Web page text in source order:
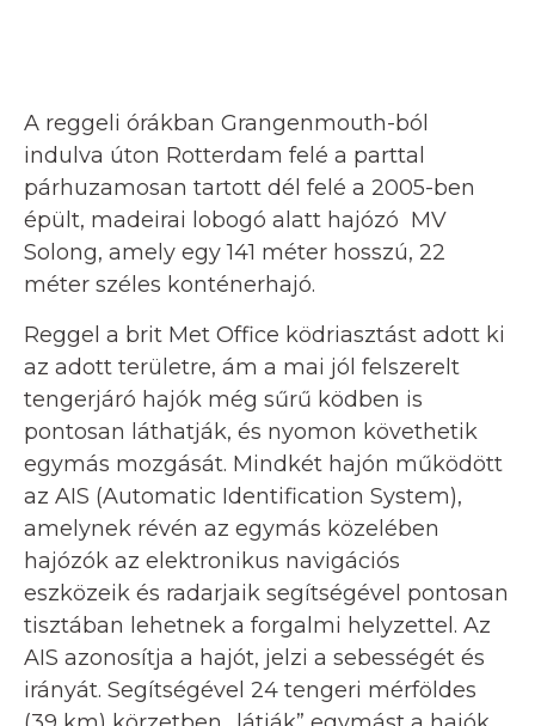
A reggeli órákban Grangenmouth-ból
indulva úton Rotterdam felé a parttal
párhuzamosan tartott dél felé a 2005-ben
épült, madeirai lobogó alatt hajózó MV
Solong, amely egy 141 méter hosszú, 22
méter széles konténerhajó.
Reggel a brit Met Office ködriasztást adott ki
az adott területre, ám a mai jól felszerelt
tengerjáró hajók még sűrű ködben is
pontosan láthatják, és nyomon követhetik
egymás mozgását. Mindkét hajón működött
az AIS (Automatic Identification System),
amelynek révén az egymás közelében
hajózók az elektronikus navigációs
eszközeik és radarjaik segítségével pontosan
tisztában lehetnek a forgalmi helyzettel. Az
AIS azonosítja a hajót, jelzi a sebességét és
irányát. Segítségével 24 tengeri mérföldes